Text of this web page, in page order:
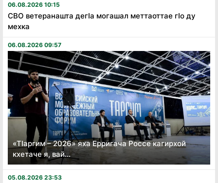
06.08.2026 10:15
СВО ветеранашта дегӏа могашал меттаоттае гӏо ду
мехка
06.08.2026 09:57
«Тӏаргим – 2026» яха Ерригача Россе кагирхой
кхетаче я, вай...
05.08.2026 23:53